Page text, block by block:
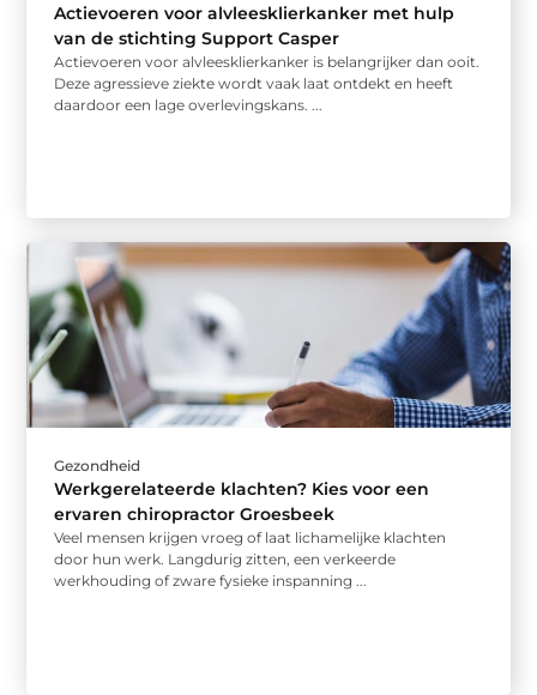
Actievoeren voor alvleesklierkanker met hulp
van de stichting Support Casper
Actievoeren voor alvleesklierkanker is belangrijker dan ooit.
Deze agressieve ziekte wordt vaak laat ontdekt en heeft
daardoor een lage overlevingskans. ...
Gezondheid
Werkgerelateerde klachten? Kies voor een
ervaren chiropractor Groesbeek
Veel mensen krijgen vroeg of laat lichamelijke klachten
door hun werk. Langdurig zitten, een verkeerde
werkhouding of zware fysieke inspanning ...